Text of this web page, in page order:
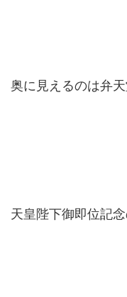
奥に見えるのは弁天
天皇陛下御即位記念